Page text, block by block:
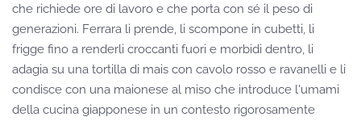
che richiede ore di lavoro e che porta con sé il peso di
generazioni. Ferrara li prende, li scompone in cubetti, li
frigge fino a renderli croccanti fuori e morbidi dentro, li
adagia su una tortilla di mais con cavolo rosso e ravanelli e li
condisce con una maionese al miso che introduce l'umami
della cucina giapponese in un contesto rigorosamente